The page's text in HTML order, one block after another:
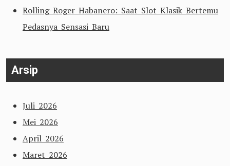
Rolling Roger Habanero: Saat Slot Klasik Bertemu
Pedasnya Sensasi Baru
Arsip
Juli 2026
Mei 2026
April 2026
Maret 2026